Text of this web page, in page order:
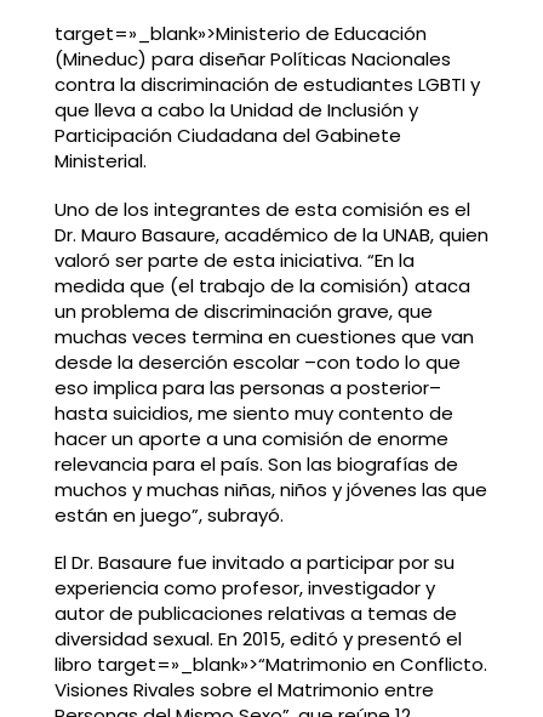
target=»_blank»>Ministerio de Educación
(Mineduc) para diseñar Políticas Nacionales
contra la discriminación de estudiantes LGBTI y
que lleva a cabo la Unidad de Inclusión y
Participación Ciudadana del Gabinete
Ministerial.
Uno de los integrantes de esta comisión es el
Dr. Mauro Basaure, académico de la UNAB, quien
valoró ser parte de esta iniciativa. “En la
medida que (el trabajo de la comisión) ataca
un problema de discriminación grave, que
muchas veces termina en cuestiones que van
desde la deserción escolar –con todo lo que
eso implica para las personas a posterior–
hasta suicidios, me siento muy contento de
hacer un aporte a una comisión de enorme
relevancia para el país. Son las biografías de
muchos y muchas niñas, niños y jóvenes las que
están en juego”, subrayó.
El Dr. Basaure fue invitado a participar por su
experiencia como profesor, investigador y
autor de publicaciones relativas a temas de
diversidad sexual. En 2015, editó y presentó el
libro target=»_blank»>“Matrimonio en Conflicto.
Visiones Rivales sobre el Matrimonio entre